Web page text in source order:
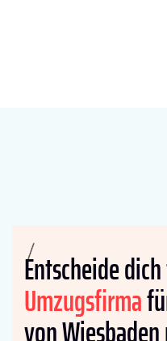
Entscheide
Umzugsfirma